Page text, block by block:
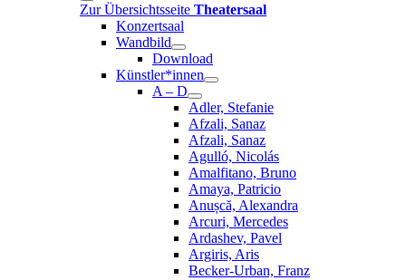
Zur Übersichtsseite Theatersaal
Konzertsaal
Wandbild
Download
Künstler*innen
A – D
Adler, Stefanie
Afzali, Sanaz
Afzali, Sanaz
Agulló, Nicolás
Amalfitano, Bruno
Amaya, Patricio
Anușcă, Alexandra
Arcuri, Mercedes
Ardashev, Pavel
Argiris, Aris
Becker-Urban, Franz